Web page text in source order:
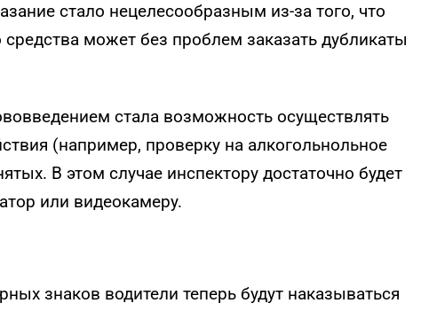
стало нецелесообразным из-за того, что
средства может без проблем заказать дубликаты
стала возможность осуществлять
(например, проверку на алкогольнольное
В этом случае инспектору достаточно будет
или видеокамеру.
знаков водители теперь будут наказываться